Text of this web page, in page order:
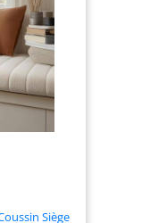
Siège